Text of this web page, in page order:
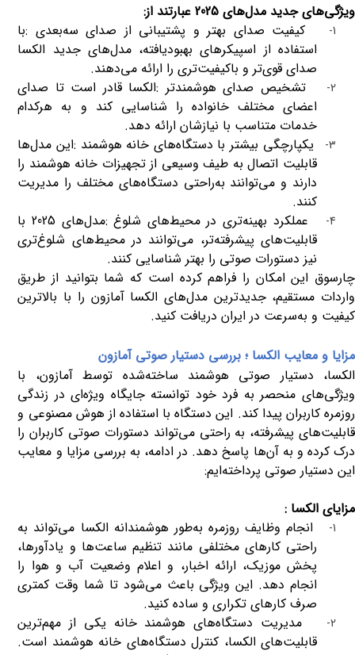
ویژگی‌های جدید مدل‌های 2025 عبارتند از :
1- کیفیت صدای بهتر و پشتیبانی از صدای سه‌بعدی :با
استفاده از اسپیکرهای بهبودیافته، مدل‌های جدید الکسا
صدای قوی‌تر و باکیفیت‌تری را ارائه می‌دهند.
2- تشخیص صدای هوشمندتر :الکسا قادر است تا صدای
اعضای مختلف خانواده را شناسایی کند و به هرکدام
خدمات متناسب با نیازشان ارائه دهد.
3- یکپارچگی بیشتر با دستگاه‌های خانه هوشمند :این مدل‌ها
قابلیت اتصال به طیف وسیعی از تجهیزات خانه هوشمند را
دارند و می‌توانند به‌راحتی دستگاه‌های مختلف را مدیریت
کنند.
4- عملکرد بهینه‌تری در محیط‌های شلوغ:
مدل‌های 2025 با
قابلیت‌های پیشرفته‌تر، می‌توانند در محیط‌های شلوغ‌تری
نیز دستورات صوتی را بهتر شناسایی کنند.
چارسوق این امکان را فراهم کرده است که شما بتوانید از طریق
واردات مستقیم، جدیدترین مدل‌های الکسا آمازون را با بالاترین
کیفیت و به‌سرعت در ایران دریافت کنید.
مزایا و معایب الکسا ؛ بررسی دستیار صوتی آمازون
الکسا، دستیار صوتی هوشمند ساخته‌شده توسط آمازون، با
ویژگی‌های منحصر به فرد خود توانسته جایگاه ویژه‌ای در زندگی
روزمره کاربران پیدا کند. این دستگاه با استفاده از هوش مصنوعی و
قابلیت‌های پیشرفته، به راحتی می‌تواند دستورات صوتی کاربران را
درک کرده و به آن‌ها پاسخ دهد. در ادامه، به بررسی مزایا و معایب
این دستیار صوتی پرداخته‌ایم:
مزایای الکسا :
1-
انجام وظایف روزمره به‌طور هوشمندانه الکسا می‌تواند به
راحتی کارهای مختلفی مانند تنظیم ساعت‌ها و یادآورها،
پخش موزیک، ارائه اخبار، و اعلام وضعیت آب و هوا را
انجام دهد. این ویژگی باعث می‌شود تا شما وقت کمتری
صرف کارهای تکراری و ساده کنید.
2-
مدیریت دستگاه‌های هوشمند خانه یکی از مهم‌ترین
قابلیت‌های الکسا، کنترل دستگاه‌های خانه هوشمند است.